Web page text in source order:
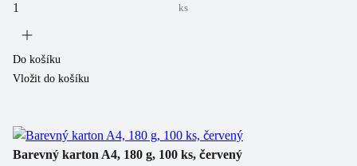
ks
Do košíku
Vložit do košíku
Barevný karton A4, 180 g, 100 ks, červený